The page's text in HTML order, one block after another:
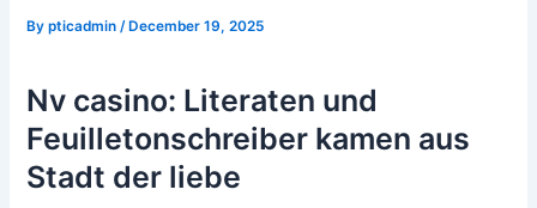
Bypticadmin/ December 19, 2025
Nv casino: Literaten und
Feuilletonschreiber kamen aus
Stadt der liebe